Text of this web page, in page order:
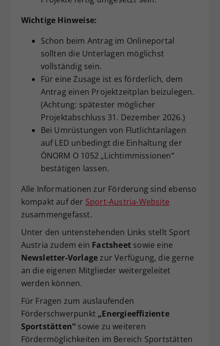
Wichtige Hinweise:
Schon beim Antrag im Onlineportal
sollten die Unterlagen möglichst
vollständig sein.
Für eine Zusage ist es förderlich, dem
Antrag einen Projektzeitplan beizulegen.
(Achtung: spätester möglicher
Projektabschluss 31. Dezember 2026.)
Bei Umrüstungen von Flutlichtanlagen
auf LED unbedingt die Einhaltung der
ÖNORM O 1052 „Lichtimmissionen“
bestätigen lassen.
Alle Informationen zur Förderung sind ebenso
kompakt auf der Sport-Austria-Website
zusammengefasst.
Unter den untenstehenden Links stellt Sport
Austria zudem ein Factsheetsowie eine
Newsletter-Vorlagezur Verfügung, die gerne
an die eigenen Mitglieder weitergeleitet
werden können.
Für Fragen zum auslaufenden
Förderschwerpunkt „Energieeffiziente
Sportstätten“ sowie zu weiteren
Fördermöglichkeiten im Bereich Sportstätten